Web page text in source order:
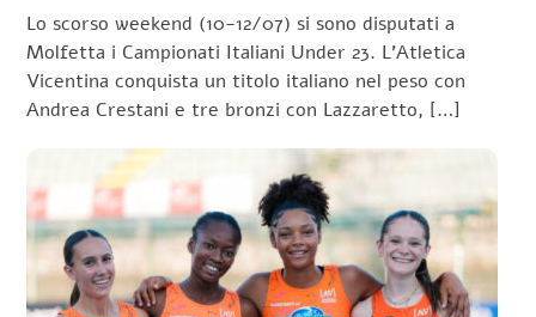
Lo scorso weekend (10-12/07) si sono disputati a
Molfetta i Campionati Italiani Under 23. L’Atletica
Vicentina conquista un titolo italiano nel peso con
Andrea Crestani e tre bronzi con Lazzaretto, […]